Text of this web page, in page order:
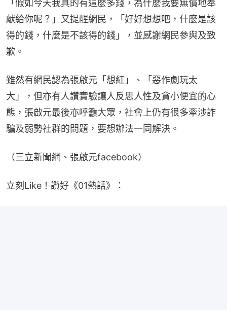
「假如今天我真的有這麼多錢，為什麼我要無償地奉
獻給你呢？」又提醒網民，「好好想想吧，什麼是該
得的錢，什麼是不該得的錢」，並感謝網民參與及致
歉。
雖然有網民認為張啟元「想紅」、「惡作劇玩太
大」，但亦有人讚實驗讓人反思人性及貪小便宜的心
態，張啟元最後亦呼籲大眾，社會上仍有很多牽涉詐
騙及弱勢社群的問題，要想辦法一同解決。
（三立新聞網、張啟元facebook）
立刻Like！讚好《01熱話》：